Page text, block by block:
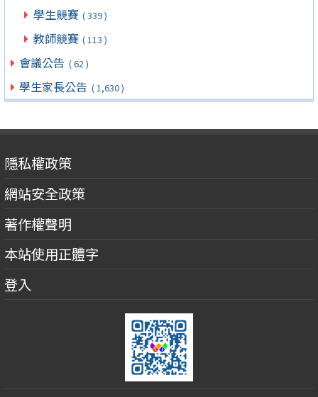
學生競賽 ( 339 )
教師競賽 ( 113 )
會議公告 ( 62 )
學生家長公告 ( 1,630 )
隱私權政策
網站安全政策
著作權聲明
本站使用正體字
登入